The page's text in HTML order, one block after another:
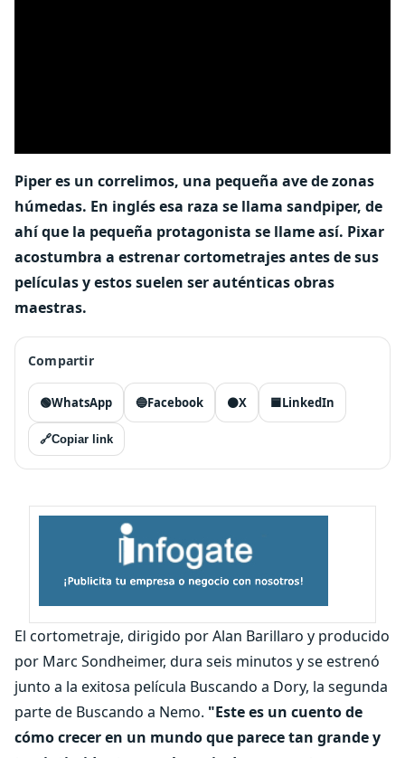
Piper es un correlimos, una pequeña ave de zonas
húmedas. En inglés esa raza se llama sandpiper, de
ahí que la pequeña protagonista se llame así. Pixar
acostumbra a estrenar cortometrajes antes de sus
películas y estos suelen ser auténticas obras
maestras.
Compartir
🟢WhatsApp 🔵Facebook ⚫X 🟦LinkedIn
🔗Copiar link
El cortometraje, dirigido por Alan Barillaro y producido
por Marc Sondheimer, dura seis minutos y se estrenó
junto a la exitosa película Buscando a Dory, la segunda
parte de Buscando a Nemo. "Este es un cuento de
cómo crecer en un mundo que parece tan grande y